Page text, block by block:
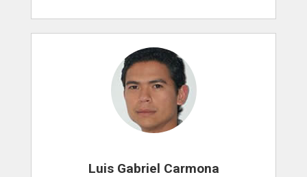
Luis Gabriel Carmona